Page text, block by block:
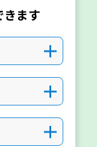
きます
＋
＋
＋